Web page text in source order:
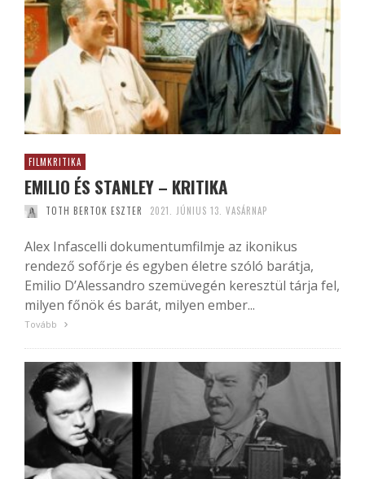
FILMKRITIKA
EMILIO ÉS STANLEY – KRITIKA
TOTH BERTOK ESZTER 2021. JÚNIUS 13. VASÁRNAP
Alex Infascelli dokumentumfilmje az ikonikus
rendező sofőrje és egyben életre szóló barátja,
Emilio D’Alessandro szemüvegén keresztül tárja fel,
milyen főnök és barát, milyen ember...
Tovább